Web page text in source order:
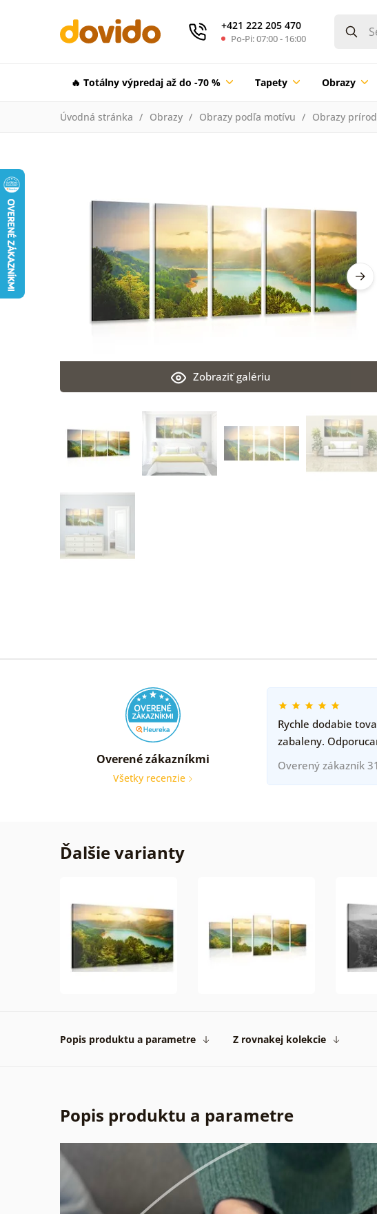
+421 222 205 470
Po-Pi: 07:00 - 16:00
🔥 Totálny výpredaj až do -70 % Tapety Obrazy
Úvodná stránka Obrazy Obrazy podľa motívu Obrazy
Zobraziť galériu
Overené zákazníkmi
Všetky recenzie
Rychle dodabie
zabaleny.
Overený zákazník
Ďalšie varianty
Popis produktu a parametre Z rovnakej kolekcie
Popis produktu a parametre